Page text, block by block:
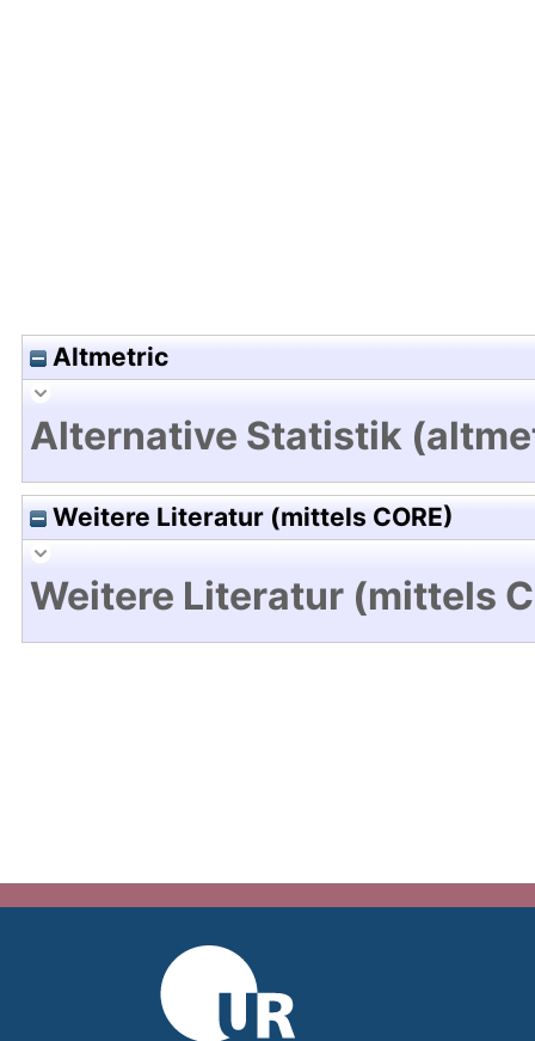
Altmetric
Alternative Statistik
Weitere Literatur (mittels CORE)
Weitere Literatur (mittels